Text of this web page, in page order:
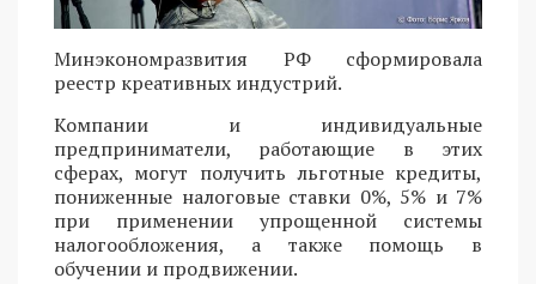
Минэкономразвития РФ сформировала
реестр креативных индустрий.
Компании и индивидуальные
предприниматели, работающие в этих
сферах, могут получить льготные кредиты,
пониженные налоговые ставки 0%, 5% и 7%
при применении упрощенной системы
налогообложения, а также помощь в
обучении и продвижении.